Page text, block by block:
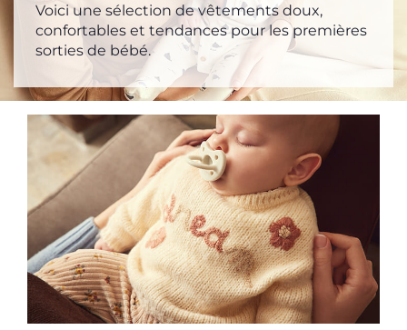
Voici une sélection de vêtements doux,
confortables et tendances pour les premières
sorties de bébé.